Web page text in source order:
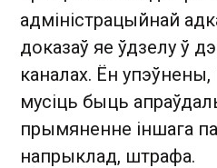
адміністрацыйнай
доказаў яе ўдзелу ў
каналах. Ён
мусіць быць
прымяненне іншага
напрыклад, штрафа.